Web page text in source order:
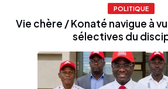
POLITIQUE
Vie chère / Konaté navigue à
sélectives du